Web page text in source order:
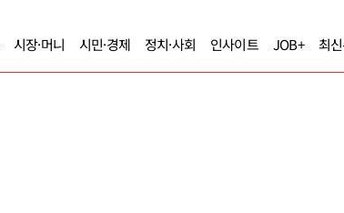
시장·머니 시민·경제 정치·사회 인사이트 JOB+ 최